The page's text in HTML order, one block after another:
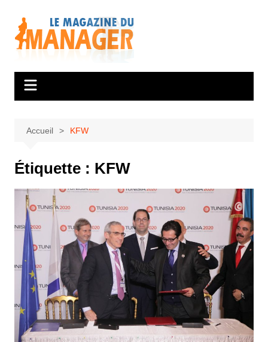
contenu
Accueil KFW
Étiquette : KFW